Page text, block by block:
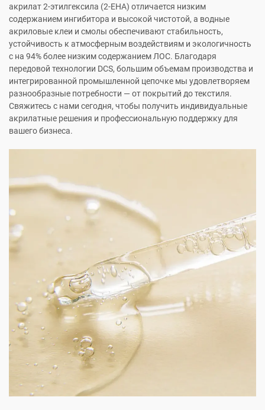
акрилат 2-этилгексила (2-EHA) отличается низким
содержанием ингибитора и высокой чистотой, а водные
акриловые клеи и смолы обеспечивают стабильность,
устойчивость к атмосферным воздействиям и экологичность
с на 94% более низким содержанием ЛОС. Благодаря
передовой технологии DCS, большим объемам производства и
интегрированной промышленной цепочке мы удовлетворяем
разнообразные потребности — от покрытий до текстиля.
Свяжитесь с нами сегодня, чтобы получить индивидуальные
акрилатные решения и профессиональную поддержку для
вашего бизнеса.